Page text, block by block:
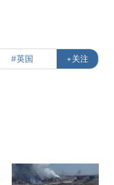
#英国 +关注